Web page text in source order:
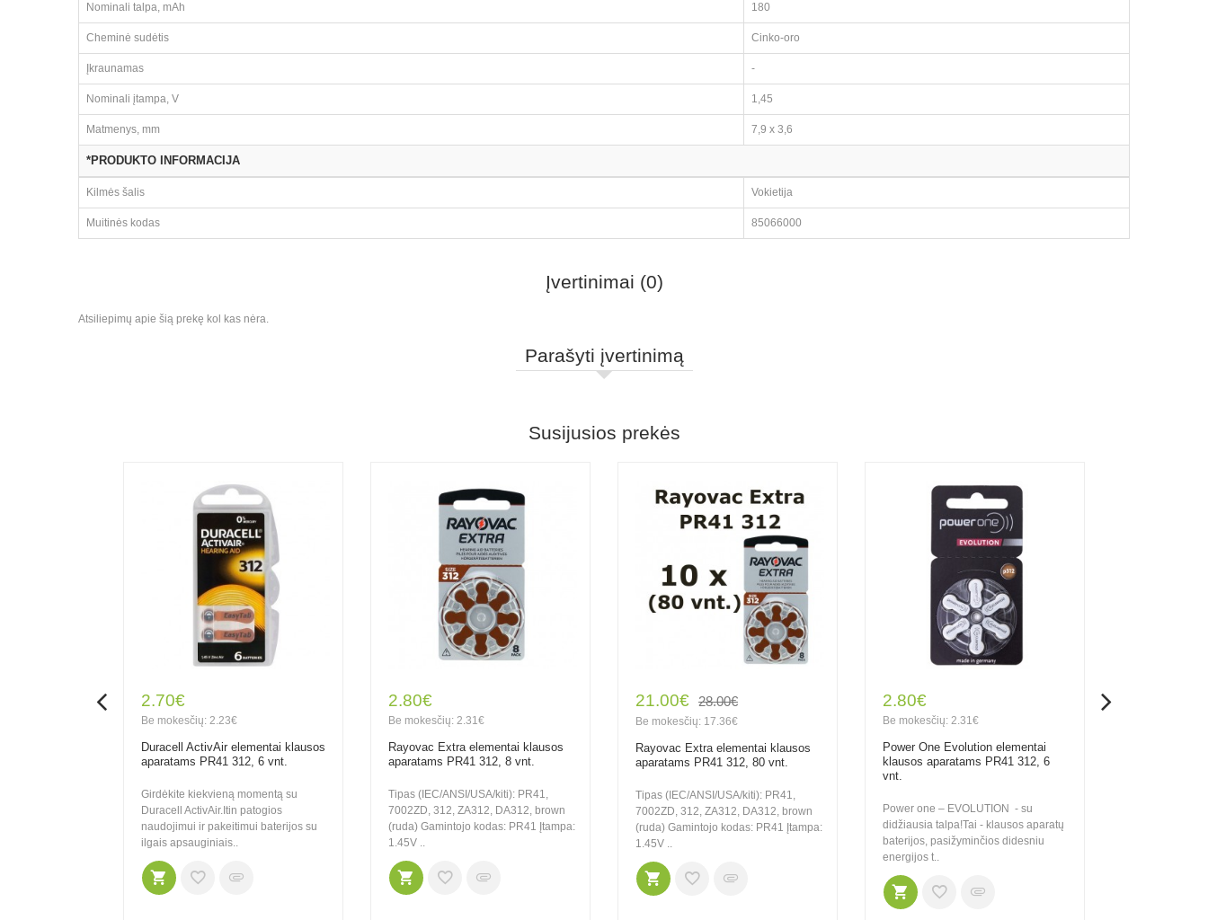
Nominali talpa, mAh 180
Cheminė sudėtis Cinko-oro
Įkraunamas -
Nominali įtampa, V 1,45
Matmenys, mm 7,9 x 3,6
*PRODUKTO INFORMACIJA
Kilmės šalis Vokietija
Muitinės kodas 85066000
Įvertinimai (0)
Atsiliepimų apie šią prekę kol kas nėra.
Parašyti įvertinimą
Susijusios prekės
2.70€
Be mokesčių: 2.23€
Duracell ActivAir elementai klausos
aparatams PR41 312, 6 vnt.
Girdėkite kiekvieną momentą su
Duracell ActivAir.Itin patogios
naudojimui ir pakeitimui baterijos su
ilgais apsauginiais..
2.80€
Be mokesčių: 2.31€
Rayovac Extra elementai klausos
aparatams PR41 312, 8 vnt.
Tipas (IEC/ANSI/USA/kiti): PR41,
7002ZD, 312, ZA312, DA312, brown
(ruda) Gamintojo kodas: PR41 Įtampa:
1.45V ..
21.00€ 28.00€
Be mokesčių: 17.36€
Rayovac Extra elementai klausos
aparatams PR41 312, 80 vnt.
Tipas (IEC/ANSI/USA/kiti): PR41,
7002ZD, 312, ZA312, DA312, brown
(ruda) Gamintojo kodas: PR41 Įtampa:
1.45V ..
2.80€
Be mokesčių: 2.31€
Power One Evolution elementai
klausos aparatams PR41 312, 6
vnt.
Power one – EVOLUTION - su
didžiausia talpa!Tai - klausos aparatų
baterijos, pasižyminčios didesniu
energijos t..